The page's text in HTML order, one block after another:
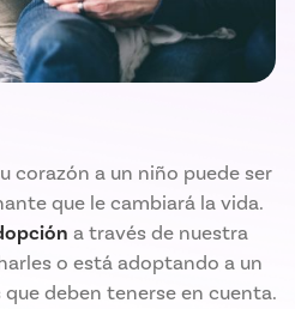
corazón a un niño puede ser
que le cambiará la vida.
a través de nuestra
o está adoptando a un
deben tenerse en cuenta.